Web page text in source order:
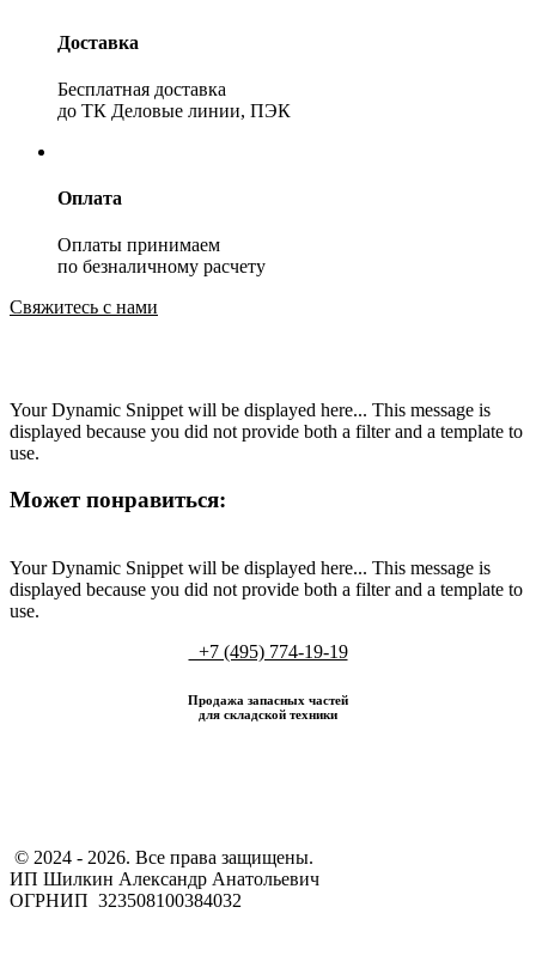
Доставка
Бесплатная доставка
до ТК Деловые линии, ПЭК
Оплата
Оплаты принимаем
по безналичному расчету
Свяжитесь с нами
Your Dynamic Snippet will be displayed here... This message is
displayed because you did not provide both a filter and a template to
use.
Может понравиться:
Your Dynamic Snippet will be displayed here... This message is
displayed because you did not provide both a filter and a template to
use.
+7 (495) 774-19-19
Продажа запасных частей
для складской техники
​ © 2024 - 2026. Все права защищены.
ИП Шилкин Александр Анатольевич
ОГРНИП 323508100384032